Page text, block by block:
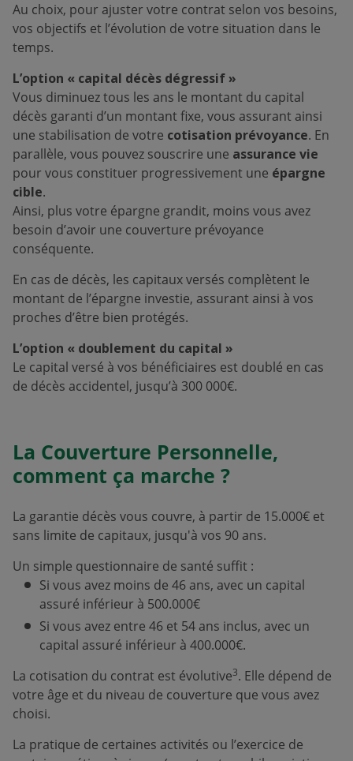
Au choix, pour ajuster votre contrat selon vos besoins,
vos objectifs et l’évolution de votre situation dans le
temps.
L’option « capital décès dégressif »
Vous diminuez tous les ans le montant du capital
décès garanti d’un montant fixe, vous assurant ainsi
une stabilisation de votre cotisation prévoyance. En
parallèle, vous pouvez souscrire une assurance vie
pour vous constituer progressivement une épargne
cible.
Ainsi, plus votre épargne grandit, moins vous avez
besoin d’avoir une couverture prévoyance
conséquente.
En cas de décès, les capitaux versés complètent le
montant de l’épargne investie, assurant ainsi à vos
proches d’être bien protégés.
L’option « doublement du capital »
Le capital versé à vos bénéficiaires est doublé en cas
de décès accidentel, jusqu’à 300 000€.
La Couverture Personnelle,
comment ça marche ?
La garantie décès vous couvre, à partir de 15.000€ et
sans limite de capitaux, jusqu'à vos 90 ans.
Un simple questionnaire de santé suffit :
Si vous avez moins de 46 ans, avec un capital
assuré inférieur à 500.000€
Si vous avez entre 46 et 54 ans inclus, avec un
capital assuré inférieur à 400.000€.
La cotisation du contrat est évolutive3. Elle dépend de
votre âge et du niveau de couverture que vous avez
choisi.
La pratique de certaines activités ou l’exercice de